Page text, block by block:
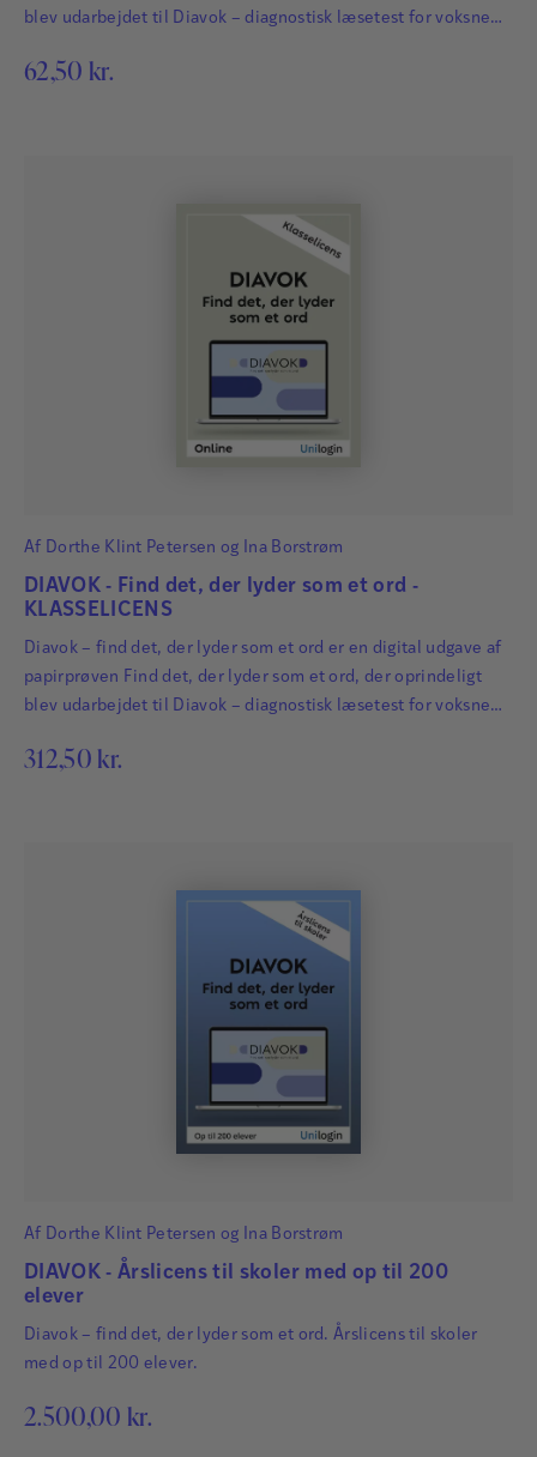
blev udarbejdet til Diavok – diagnostisk læsetest for voksne
Læseren løser så mange opgaver som muligt i løbet af 5
62,50 kr.
Af Dorthe Klint Petersen og Ina Borstrøm
DIAVOK - Find det, der lyder som et ord -
KLASSELICENS
Diavok – find det, der lyder som et ord er en digital udgave af
papirprøven Find det, der lyder som et ord, der oprindeligt
blev udarbejdet til Diavok – diagnostisk læsetest for voksne
Læseren løser så mange opgaver som muligt i løbet af 5
312,50 kr.
Af Dorthe Klint Petersen og Ina Borstrøm
DIAVOK - Årslicens til skoler med op til 200
elever
Diavok – find det, der lyder som et ord. Årslicens til skoler
med op til 200 elever.
2.500,00 kr.